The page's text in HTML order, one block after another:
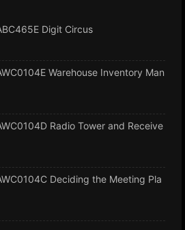
Digit Circus
Warehouse Inventory Man
Radio Tower and Receive
Deciding the Meeting Pla